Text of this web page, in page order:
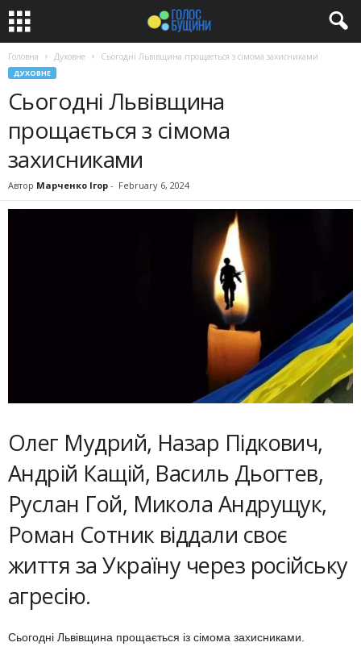
Головна Духовне Сьогодні Львівщина прощається з сімома захисниками
ДУХОВНЕ
Сьогодні Львівщина
прощається з сімома
захисниками
Автор Марченко Ігор - February 6, 2024
Олег Мудрий, Назар Підкович,
Андрій Кащій, Василь Дьогтев,
Руслан Гой, Микола Андрущук,
Роман Сотник віддали своє
життя за Україну через російську
агресію.
Сьогодні Львівщина прощається із сімома захисниками.